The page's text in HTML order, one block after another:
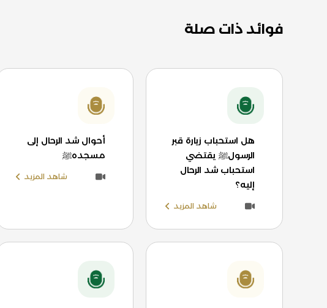
فوائد ذات صلة
هل استحباب زيارة قبر
الرسولﷺ يقتضي
استحباب شد الرحال
إليه؟
شاهد المزيد
أحوال شد الرحال إلى
مسجدهﷺ
شاهد المزيد